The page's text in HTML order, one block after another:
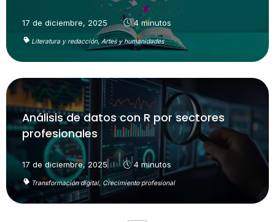
17 de diciembre, 2025 4 minutos
Literatura y redacción,Artes y humanidades
Análisis de datos con R por sectores
profesionales
17 de diciembre, 2025 4 minutos
Transformación digital, Crecimiento profesional